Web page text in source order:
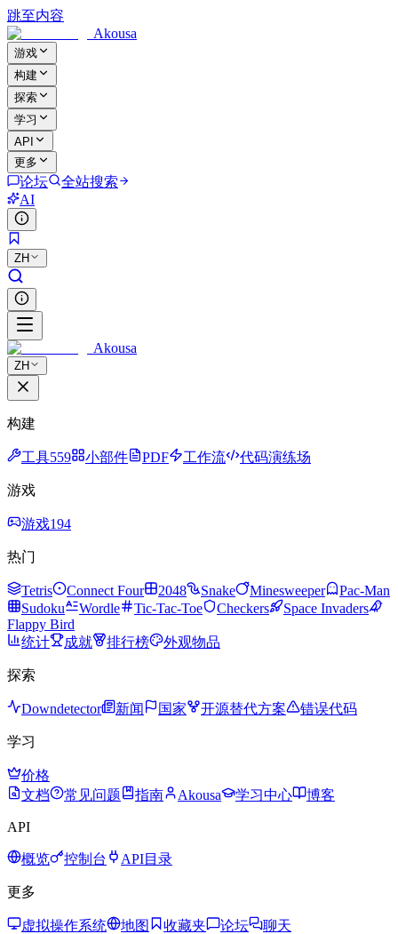
跳至内容
Akousa
游戏
构建
探索
学习
API
更多
论坛
全站搜索
AI
ZH
Akousa
ZH
构建
工具559 小部件 PDF 工作流 代码演练场
游戏
游戏194
热门
Tetris Connect Four 2048 Snake Minesweeper
Pac-Man
Sudoku
Wordle Tic-Tac-Toe Checkers
Space Invaders
Flappy Bird
统计
成就 排行榜 外观物品
探索
Downdetector 新闻 国家 开源替代方案 错误代码
学习
价格
文档
常见问题 指南 Akousa 学习中心 博客
API
概览 控制台 API目录
更多
虚拟操作系统 地图 收藏夹 论坛
聊天